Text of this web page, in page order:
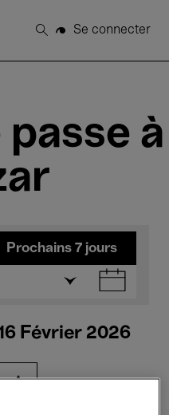
Rechercher
Se connecter
passe à
Prochains 7 jours
Février 2026